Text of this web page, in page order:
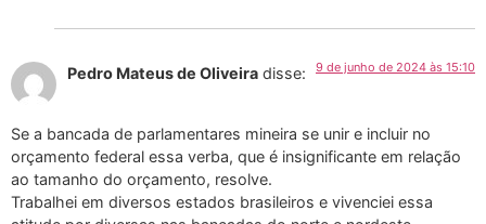
Pedro Mateus de Oliveira disse: 9 de junho de 2024 às 15:10
Se a bancada de parlamentares mineira se unir e incluir no
orçamento federal essa verba, que é insignificante em relação
ao tamanho do orçamento, resolve.
Trabalhei em diversos estados brasileiros e vivenciei essa